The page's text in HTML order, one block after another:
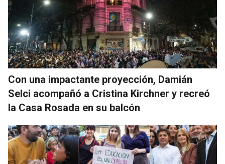
Con una impactante proyección, Damián
Selci acompañó a Cristina Kirchner y recreó
la Casa Rosada en su balcón